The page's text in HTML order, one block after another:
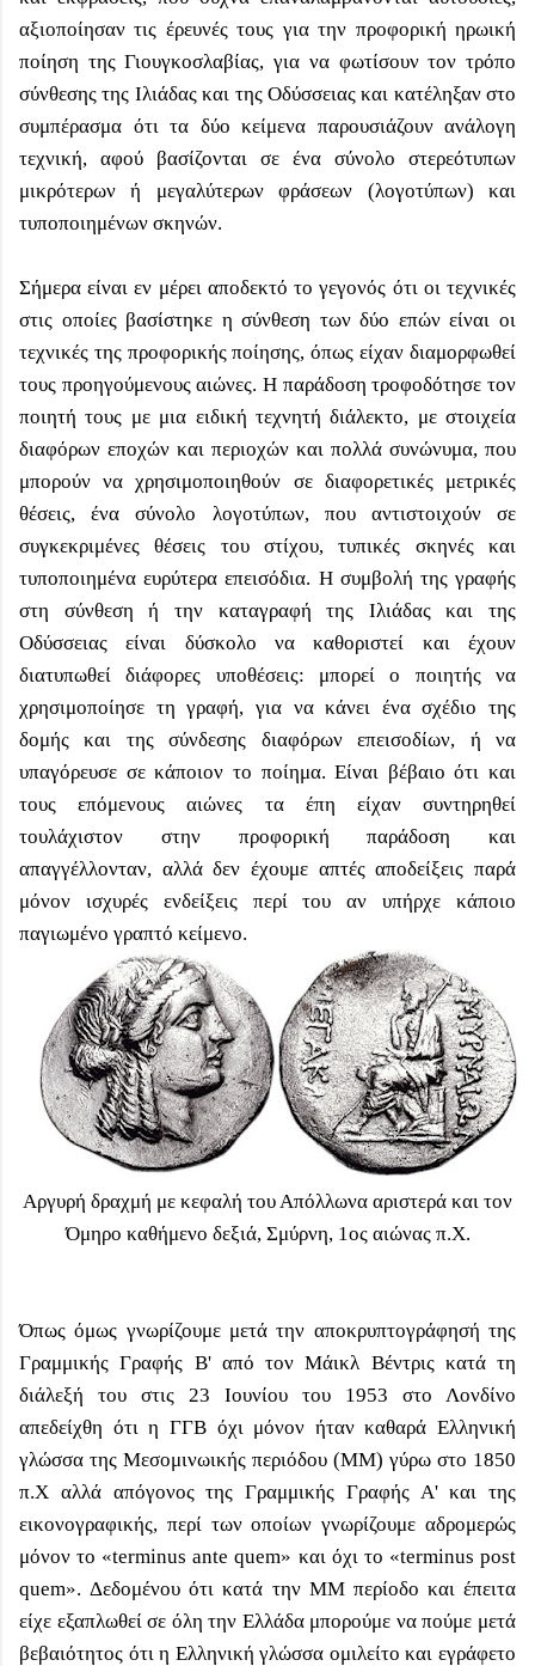
αξιοποίησαν τις έρευνές τους για την προφορική ηρωική
ποίηση της Γιουγκοσλαβίας, για να φωτίσουν τον τρόπο
σύνθεσης της Ιλιάδας και της Οδύσσειας και κατέληξαν στο
συμπέρασμα ότι τα δύο κείμενα παρουσιάζουν ανάλογη
τεχνική, αφού βασίζονται σε ένα σύνολο στερεότυπων
μικρότερων ή μεγαλύτερων φράσεων (λογοτύπων) και
τυποποιημένων σκηνών.
Σήμερα είναι εν μέρει αποδεκτό το γεγονός ότι οι τεχνικές
στις οποίες βασίστηκε η σύνθεση των δύο επών είναι οι
τεχνικές της προφορικής ποίησης, όπως είχαν διαμορφωθεί
τους προηγούμενους αιώνες. Η παράδοση τροφοδότησε τον
ποιητή τους με μια ειδική τεχνητή διάλεκτο, με στοιχεία
διαφόρων εποχών και περιοχών και πολλά συνώνυμα, που
μπορούν να χρησιμοποιηθούν σε διαφορετικές μετρικές
θέσεις, ένα σύνολο λογοτύπων, που αντιστοιχούν σε
συγκεκριμένες θέσεις του στίχου, τυπικές σκηνές και
τυποποιημένα ευρύτερα επεισόδια. Η συμβολή της γραφής
στη σύνθεση ή την καταγραφή της Ιλιάδας και της
Οδύσσειας είναι δύσκολο να καθοριστεί και έχουν
διατυπωθεί διάφορες υποθέσεις: μπορεί ο ποιητής να
χρησιμοποίησε τη γραφή, για να κάνει ένα σχέδιο της
δομής και της σύνδεσης διαφόρων επεισοδίων, ή να
υπαγόρευσε σε κάποιον το ποίημα. Είναι βέβαιο ότι και
τους επόμενους αιώνες τα έπη είχαν συντηρηθεί
τουλάχιστον στην προφορική παράδοση και
απαγγέλλονταν, αλλά δεν έχουμε απτές αποδείξεις παρά
μόνον ισχυρές ενδείξεις περί του αν υπήρχε κάποιο
παγιωμένο γραπτό κείμενο.
Αργυρή δραχμή με κεφαλή του Απόλλωνα αριστερά και τον
Όμηρο καθήμενο δεξιά, Σμύρνη, 1ος αιώνας π.Χ.
Όπως όμως γνωρίζουμε μετά την αποκρυπτογράφησή της
Γραμμικής Γραφής Β' από τον Μάικλ Βέντρις κατά τη
διάλεξή του στις 23 Ιουνίου του 1953 στο Λονδίνο
απεδείχθη ότι η ΓΓΒ όχι μόνον ήταν καθαρά Ελληνική
γλώσσα της Μεσομινωικής περιόδου (ΜΜ) γύρω στο 1850
π.Χ αλλά απόγονος της Γραμμικής Γραφής Α' και της
εικονογραφικής, περί των οποίων γνωρίζουμε αδρομερώς
μόνον το «terminus ante quem» και όχι το «terminus post
quem». Δεδομένου ότι κατά την ΜΜ περίοδο και έπειτα
είχε εξαπλωθεί σε όλη την Ελλάδα μπορούμε να πούμε μετά
βεβαιότητος ότι η Ελληνική γλώσσα ομιλείτο και εγράφετο